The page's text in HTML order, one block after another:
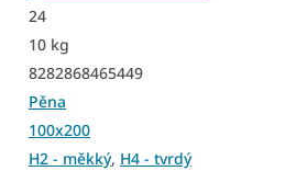
matrace Aloe Vera
matrace 100x200
matrace tvrdé
matrace 10 cm
24
10 kg
8282868465449
Pěna
100x200
H2 - měkký, H4 - tvrdý